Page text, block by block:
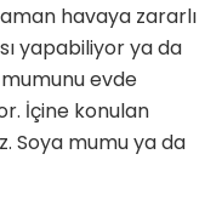
havaya zararlı
yapabiliyor ya da
mumunu evde
İçine konulan
Soya mumu ya da